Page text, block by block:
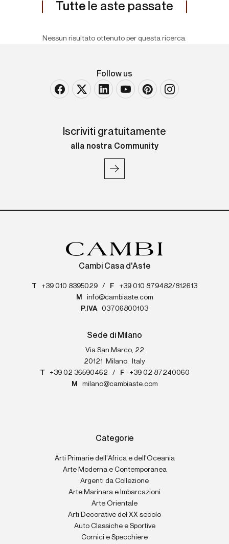
Tutte le aste passate
Nessun risultato ottenuto per questa ricerca.
Follow us
Iscriviti gratuitamente
alla nostra Community
Cambi Casa d'Aste
T +39 010 8395029 / F
+39 010 879482/812613
M
info@cambiaste.com
P.IVA
03706800103
Sede di Milano
Via San Marco, 22
20121
Milano,
Italy
T
+39 02 36590462 / F
+39 02 87240060
M
milano@cambiaste.com
Categorie
Arti Primarie dell'Africa e dell'Oceania
Arte Moderna e Contemporanea
Argenti da Collezione
Arte Marinara e Imbarcazioni
Arte Orientale
Arti Decorative del XX secolo
Auto Classiche e Sportive
Cornici e Specchiere